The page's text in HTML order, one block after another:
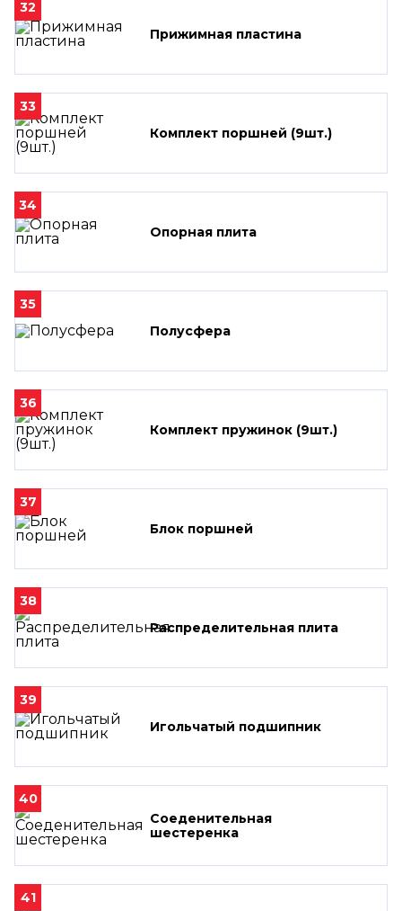
32
Прижимная пластина
33
Комплект поршней (9шт.)
34
Опорная плита
35
Полусфера
36
Комплект пружинок (9шт.)
37
Блок поршней
38
Распределительная плита
39
Игольчатый подшипник
40
Соеденительная
шестеренка
41